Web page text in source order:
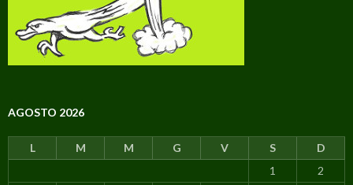
AGOSTO 2026
L M M G V S
D
1
2